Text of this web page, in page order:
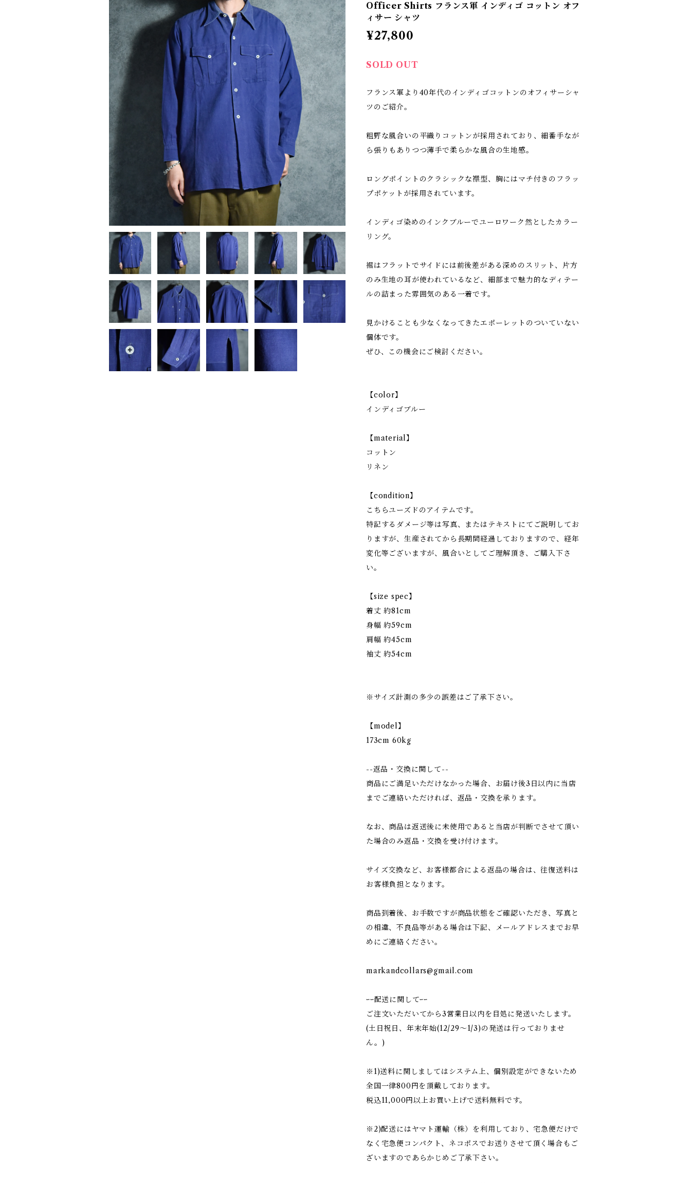
Officer Shirts フランス軍 インディゴ コットン オフ
ィサー シャツ
¥27,800
SOLD OUT
フランス軍より40年代のインディゴコットンのオフィサーシャ
ツのご紹介。
粗野な風合いの平織りコットンが採用されており、細番手なが
ら張りもありつつ薄手で柔らかな風合の生地感。
ロングポイントのクラシックな襟型、胸にはマチ付きのフラッ
プポケットが採用されています。
インディゴ染めのインクブルーでユーロワーク然としたカラー
リング。
裾はフラットでサイドには前後差がある深めのスリット、片方
のみ生地の耳が使われているなど、細部まで魅力的なディテー
ルの詰まった雰囲気のある一着です。
見かけることも少なくなってきたエポーレットのついていない
個体です。
ぜひ、この機会にご検討ください。
【color】
インディゴブルー
【material】
コットン
リネン
【condition】
こちらユーズドのアイテムです。
特記するダメージ等は写真、またはテキストにてご説明してお
りますが、生産されてから長期間経過しておりますので、経年
変化等ございますが、風合いとしてご理解頂き、ご購入下さ
い。
【size spec】
着丈 約81cm
身幅 約59cm
肩幅 約45cm
袖丈 約54cm
※サイズ計測の多少の誤差はご了承下さい。
【model】
173cm 60kg
--返品・交換に関して--
商品にご満足いただけなかった場合、お届け後3日以内に当店
までご連絡いただければ、返品・交換を承ります。
なお、商品は返送後に未使用であると当店が判断でさせて頂い
た場合のみ返品・交換を受け付けます。
サイズ交換など、お客様都合による返品の場合は、往復送料は
お客様負担となります。
商品到着後、お手数ですが商品状態をご確認いただき、写真と
の相違、不良品等がある場合は下記、メールアドレスまでお早
めにご連絡ください。
markandcollars@gmail.com
ｰｰ配送に関してｰｰ
ご注文いただいてから3営業日以内を目処に発送いたします。
(土日祝日、年末年始(12/29〜1/3)の発送は行っておりませ
ん。)
※1)送料に関しましてはシステム上、個別設定ができないため
全国一律800円を頂戴しております。
税込11,000円以上お買い上げで送料無料です。
※2)配送にはヤマト運輸（株）を利用しており、宅急便だけで
なく宅急便コンパクト、ネコポスでお送りさせて頂く場合もご
ざいますのであらかじめご了承下さい。